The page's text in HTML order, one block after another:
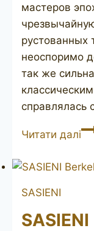
мастеров
рустованных
неоспоримо
так же
справлялась
Читати далі
Dot
SASIENI